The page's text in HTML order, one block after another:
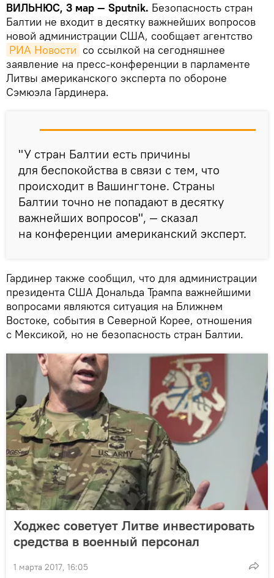
ВИЛЬНЮС, 3 мар — Sputnik. Безопасность стран
Балтии не входит в десятку важнейших вопросов
новой администрации США, сообщает агентство
РИА Новости со ссылкой на сегодняшнее
заявление на пресс-конференции в парламенте
Литвы американского эксперта по обороне
Сэмюэла Гардинера.
"У стран Балтии есть причины
для беспокойства в связи с тем, что
происходит в Вашингтоне. Страны
Балтии точно не попадают в десятку
важнейших вопросов", — сказал
на конференции американский эксперт.
Гардинер также сообщил, что для администрации
президента США Дональда Трампа важнейшими
вопросами являются ситуация на Ближнем
Востоке, события в Северной Корее, отношения
с Мексикой, но не безопасность стран Балтии.
Ходжес советует Литве инвестировать
средства в военный персонал
1 марта 2017, 16:05